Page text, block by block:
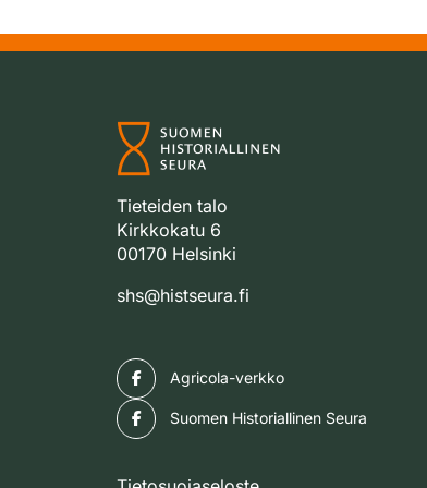
Tieteiden talo
Kirkkokatu 6
00170 Helsinki
shs@histseura.fi
Agricola-verkko
Suomen Historiallinen Seura